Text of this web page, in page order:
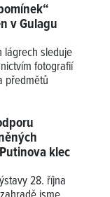
v Gulagu
lágrech sleduje
fotografií
předmětů
klec
28. října